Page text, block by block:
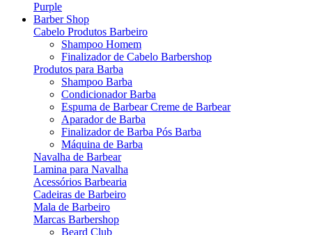
Purple
Barber Shop
Cabelo Produtos Barbeiro
Shampoo Homem
Finalizador de Cabelo Barbershop
Produtos para Barba
Shampoo Barba
Condicionador Barba
Espuma de Barbear Creme de Barbear
Aparador de Barba
Finalizador de Barba Pós Barba
Máquina de Barba
Navalha de Barbear
Lamina para Navalha
Acessórios Barbearia
Cadeiras de Barbeiro
Mala de Barbeiro
Marcas Barbershop
Beard Club